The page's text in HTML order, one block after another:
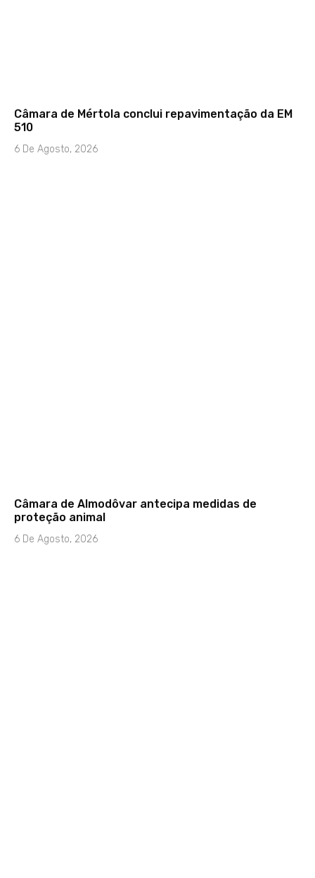
Câmara de Mértola conclui repavimentação da EM
510
6 De Agosto, 2026
Câmara de Almodôvar antecipa medidas de
proteção animal
6 De Agosto, 2026